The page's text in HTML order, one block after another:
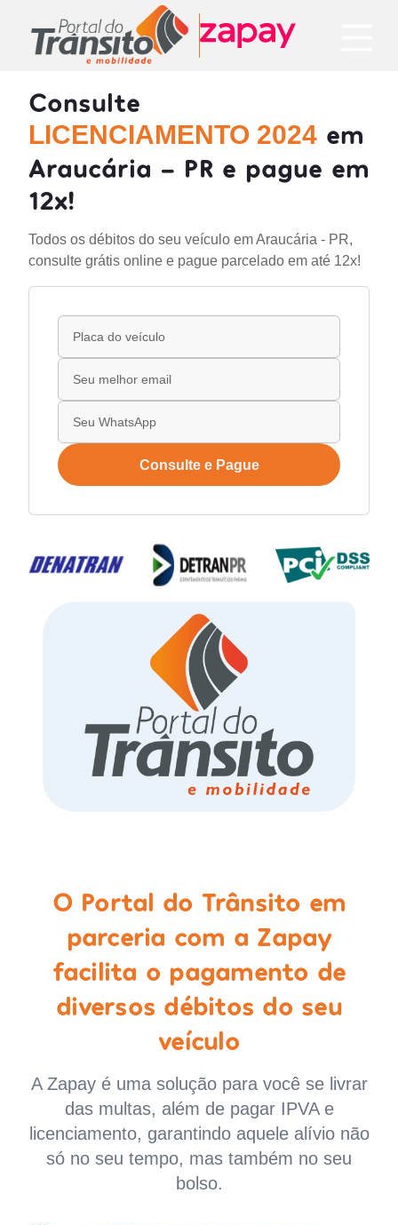
Consulte
LICENCIAMENTO 2024 em
Araucária - PR e pague em
12x!
Todos os débitos do seu veículo em Araucária - PR,
consulte grátis online e pague parcelado em até 12x!
Consulte e Pague
O Portal do Trânsito em
parceria com a Zapay
facilita o pagamento de
diversos débitos do seu
veículo
A Zapay é uma solução para você se livrar
das multas, além de pagar IPVA e
licenciamento, garantindo aquele alívio não
só no seu tempo, mas também no seu
bolso.